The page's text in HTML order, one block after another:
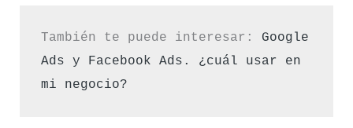
También te puede interesar: Google
Ads y Facebook Ads. ¿cuál usar en
mi negocio?